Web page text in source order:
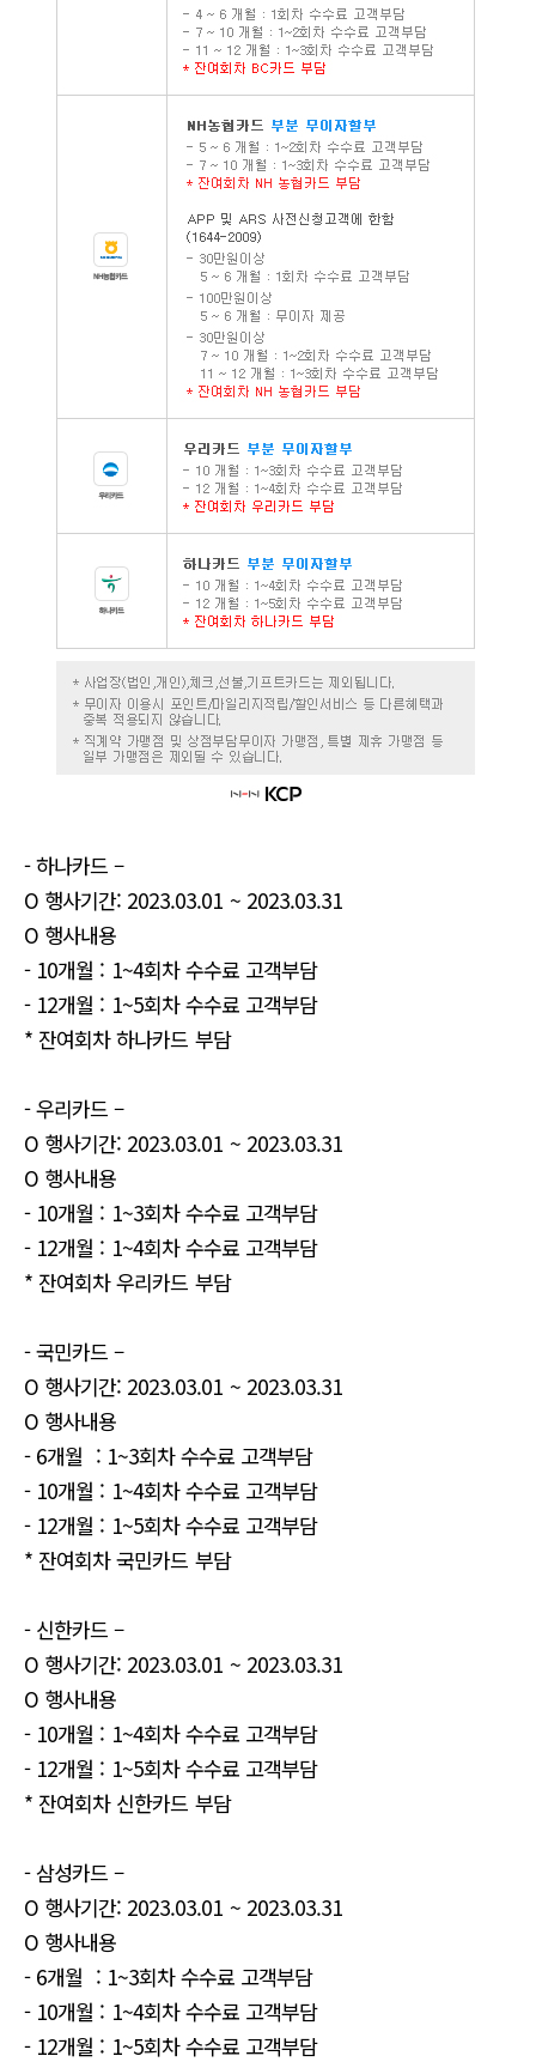
- 하나카드 –
O 행사기간: 2023.03.01 ~ 2023.03.31
O 행사내용
- 10개월 : 1~4회차 수수료 고객부담
- 12개월 : 1~5회차 수수료 고객부담
* 잔여회차 하나카드 부담
- 우리카드 –
O 행사기간: 2023.03.01 ~ 2023.03.31
O 행사내용
- 10개월 : 1~3회차 수수료 고객부담
- 12개월 : 1~4회차 수수료 고객부담
* 잔여회차 우리카드 부담
- 국민카드 –
O 행사기간: 2023.03.01 ~ 2023.03.31
O 행사내용
- 6개월 : 1~3회차 수수료 고객부담
- 10개월 : 1~4회차 수수료 고객부담
- 12개월 : 1~5회차 수수료 고객부담
* 잔여회차 국민카드 부담
- 신한카드 –
O 행사기간: 2023.03.01 ~ 2023.03.31
O 행사내용
- 10개월 : 1~4회차 수수료 고객부담
- 12개월 : 1~5회차 수수료 고객부담
* 잔여회차 신한카드 부담
- 삼성카드 –
O 행사기간: 2023.03.01 ~ 2023.03.31
O 행사내용
- 6개월 : 1~3회차 수수료 고객부담
- 10개월 : 1~4회차 수수료 고객부담
- 12개월 : 1~5회차 수수료 고객부담